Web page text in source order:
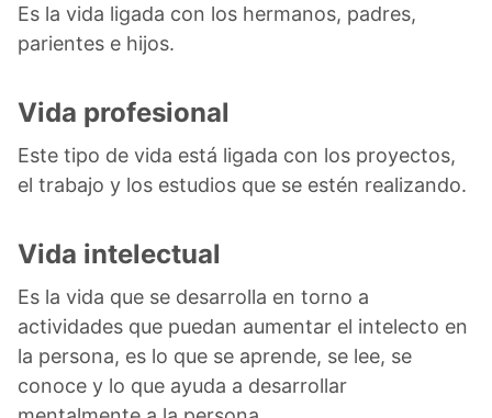
Es la vida ligada con los hermanos, padres,
parientes e hijos.
Vida profesional
Este tipo de vida está ligada con los proyectos,
el trabajo y los estudios que se estén realizando.
Vida intelectual
Es la vida que se desarrolla en torno a
actividades que puedan aumentar el intelecto en
la persona, es lo que se aprende, se lee, se
conoce y lo que ayuda a desarrollar